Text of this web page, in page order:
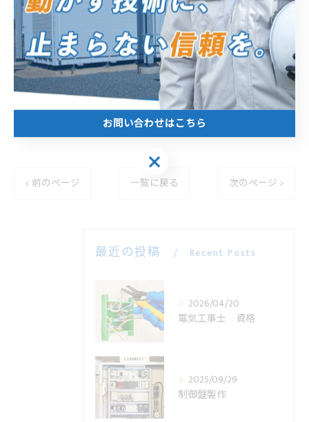
----------------------------------------------------------------------
エムアイ電機株式会社
住所 :静岡県浜松市中央区北島町７９６−１
電話番号 :053-571-2700
----------------------------------------------------------------------
< 前のページ 一覧に戻る 次のページ >
最近の投稿 Recent Posts
2026/04/20
電気工事士 資格
2025/09/29
制御盤製作
お問い合わせはこちら
お問い合わせはこちら